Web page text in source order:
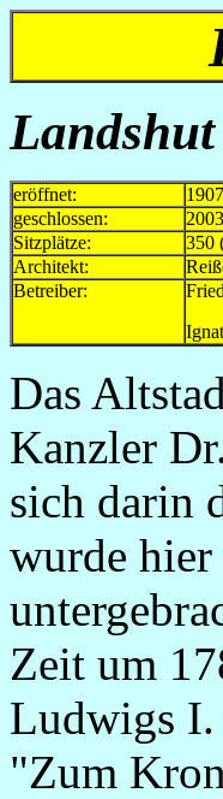
eröffnet:
geschlossen:
2003
Sitzplätze:
350
Architekt:
Betreiber:
Das
Kanzler
sich darin
wurde
Zeit um
Ludwigs I.
"Zum